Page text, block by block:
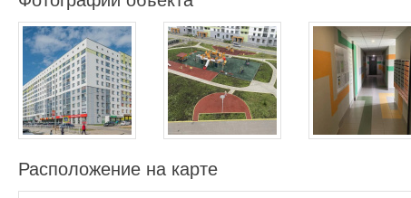
Расположение на карте